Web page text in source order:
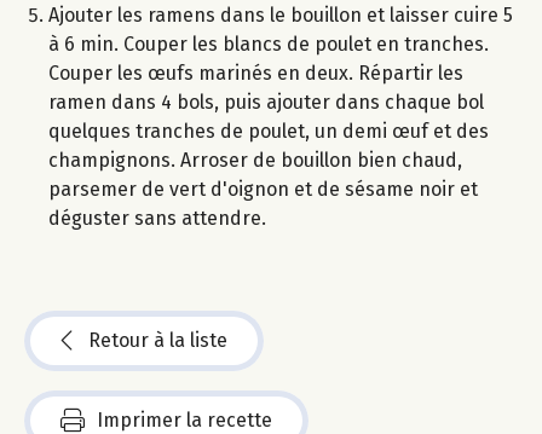
Ajouter les ramens dans le bouillon et laisser cuire 5
à 6 min. Couper les blancs de poulet en tranches.
Couper les œufs marinés en deux. Répartir les
ramen dans 4 bols, puis ajouter dans chaque bol
quelques tranches de poulet, un demi œuf et des
champignons. Arroser de bouillon bien chaud,
parsemer de vert d'oignon et de sésame noir et
déguster sans attendre.
Retour à la liste
Imprimer la recette